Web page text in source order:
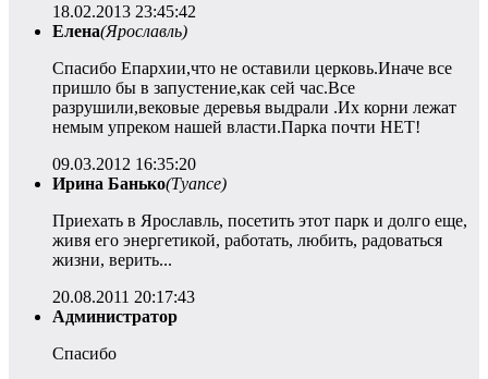
18.02.2013 23:45:42
Елена(Ярославль)
Спасибо Епархии,что не оставили церковь.Иначе все
пришло бы в запустение,как сей час.Все
разрушили,вековые деревья выдрали .Их корни лежат
немым упреком нашей власти.Парка почти НЕТ!
09.03.2012 16:35:20
Ирина Банько(Туапсе)
Приехать в Ярославль, посетить этот парк и долго еще,
живя его энергетикой, работать, любить, радоваться
жизни, верить...
20.08.2011 20:17:43
Администратор
Спасибо